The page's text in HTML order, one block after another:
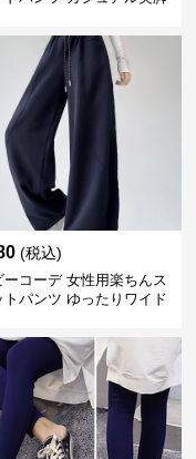
(税込)
ーコーデ 女性用楽ちんス
トパンツ ゆったりワイド